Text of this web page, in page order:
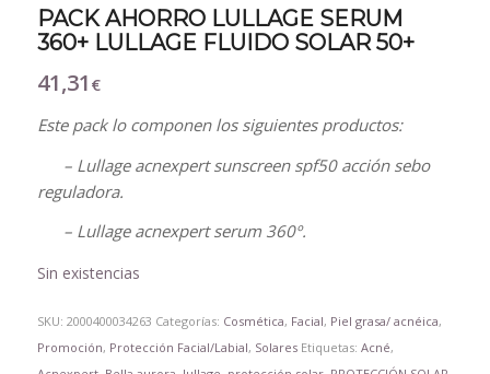
PACK AHORRO LULLAGE SERUM
360+ LULLAGE FLUIDO SOLAR 50+
41,31 €
Este pack lo componen los siguientes productos:
– Lullage acnexpert sunscreen spf50 acción sebo
reguladora.
– Lullage acnexpert serum 360º.
Sin existencias
SKU: 2000400034263 Categorías: Cosmética, Facial, Piel grasa/ acnéica,
Promoción, Protección Facial/Labial, Solares Etiquetas: Acné,